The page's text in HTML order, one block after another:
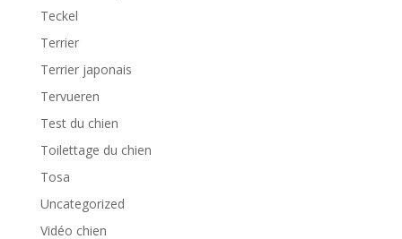
Teckel
Terrier
Terrier japonais
Tervueren
Test du chien
Toilettage du chien
Tosa
Uncategorized
Vidéo chien